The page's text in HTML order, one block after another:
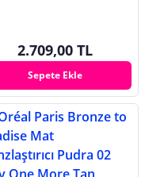
2.709,00 TL
Sepete Ekle